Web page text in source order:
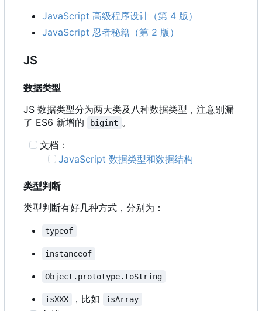
JavaScript 高级程序设计（第 4 版）
JavaScript 忍者秘籍（第 2 版）
JS
数据类型
JS 数据类型分为两大类及八种数据类型，注意别漏
了 ES6 新增的
bigint 。
文档：
JavaScript 数据类型和数据结构
类型判断
类型判断有好几种方式，分别为：
typeof
instanceof
Object.prototype.toString
isXXX ，比如 isArray